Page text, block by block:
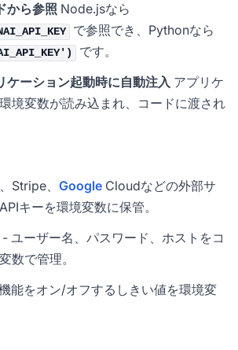
から参照 Node.jsなら
で参照でき、Pythonなら
です。
ケーション起動時に自動注入 アプリケ
境変数が読み込まれ、コードに渡され
Stripe、 Google Cloudなどの外部サ
キーを環境変数に保管。
- ユーザー名、パスワード、ホストをコ
数で管理。
能をオン/オフするしきい値を環境変